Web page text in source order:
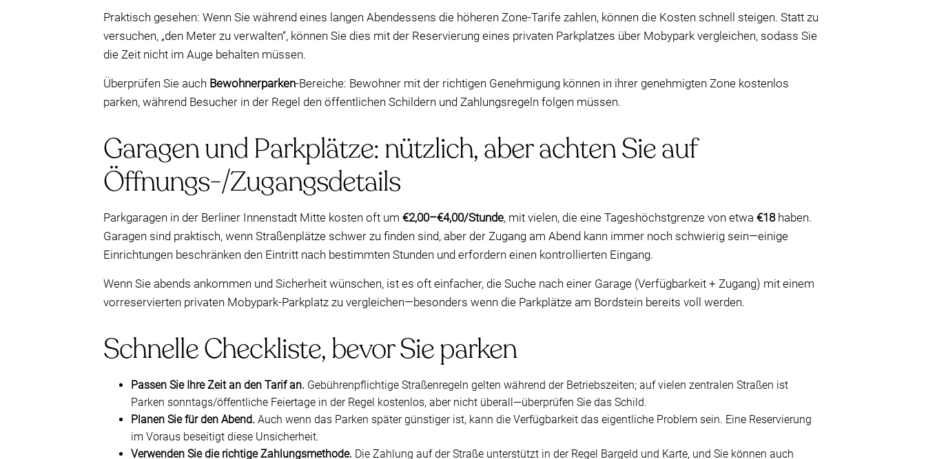
Praktisch gesehen: Wenn Sie während eines langen Abendessens die höheren Zone-Tarife zahlen, können die Kosten schnell steigen. Statt zu
versuchen, „den Meter zu verwalten“, können Sie dies mit der Reservierung eines privaten Parkplatzes über Mobypark vergleichen, sodass Sie
die Zeit nicht im Auge behalten müssen.
Überprüfen Sie auch Bewohnerparken-Bereiche: Bewohner mit der richtigen Genehmigung können in ihrer genehmigten Zone kostenlos
parken, während Besucher in der Regel den öffentlichen Schildern und Zahlungsregeln folgen müssen.
Garagen und Parkplätze: nützlich, aber achten Sie auf
Öffnungs-/Zugangsdetails
Parkgaragen in der Berliner Innenstadt Mitte kosten oft um €2,00–€4,00/Stunde, mit vielen, die eine Tageshöchstgrenze von etwa €18haben.
Garagen sind praktisch, wenn Straßenplätze schwer zu finden sind, aber der Zugang am Abend kann immer noch schwierig sein—einige
Einrichtungen beschränken den Eintritt nach bestimmten Stunden und erfordern einen kontrollierten Eingang.
Wenn Sie abends ankommen und Sicherheit wünschen, ist es oft einfacher, die Suche nach einer Garage (Verfügbarkeit + Zugang) mit einem
vorreservierten privaten Mobypark-Parkplatz zu vergleichen—besonders wenn die Parkplätze am Bordstein bereits voll werden.
Schnelle Checkliste, bevor Sie parken
Passen Sie Ihre Zeit an den Tarif an. Gebührenpflichtige Straßenregeln gelten während der Betriebszeiten; auf vielen zentralen Straßen ist
Parken sonntags/öffentliche Feiertage in der Regel kostenlos, aber nicht überall—überprüfen Sie das Schild.
Planen Sie für den Abend. Auch wenn das Parken später günstiger ist, kann die Verfügbarkeit das eigentliche Problem sein. Eine Reservierung
im Voraus beseitigt diese Unsicherheit.
Verwenden Sie die richtige Zahlungsmethode. Die Zahlung auf der Straße unterstützt in der Regel Bargeld und Karte, und Sie können auch